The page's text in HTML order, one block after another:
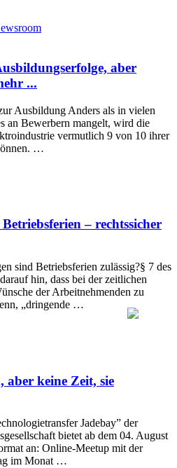
aber
...
Ausbildung Anders als in vielen
an Bewerbern mangelt, wird die
vermutlich 9 von 10 ihrer
…
– rechtssicher
sind Betriebsferien zulässig?§ 7 des
hin, dass bei der zeitlichen
der Arbeitnehmenden zu
„dringende …
aber keine Zeit, sie
Jadebay” der
bietet ab dem 04. August
an: Online-Meetup mit der
im Monat …